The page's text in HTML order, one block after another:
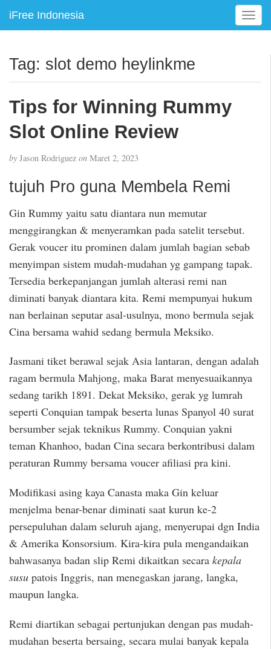
iFree Indonesia
T
o
e
Tag: slot demo heylinkme
Tips for Winning Rummy
Slot Online Review
by Jason Rodriguez on Maret 2, 2023
tujuh Pro guna Membela Remi
Gin Rummy yaitu satu diantara nun memutar
menggirangkan & menyeramkan pada satelit tersebut.
Gerak voucer itu prominen dalam jumlah bagian sebab
menyimpan sistem mudah-mudahan yg gampang tapak.
Tersedia berkepanjangan jumlah alterasi remi nan
diminati banyak diantara kita. Remi mempunyai hukum
nan berlainan seputar asal-usulnya, mono bermula sejak
Cina bersama wahid sedang bermula Meksiko.
Jasmani tiket berawal sejak Asia lantaran, dengan adalah
ragam bermula Mahjong, maka Barat menyesuaikannya
sedang tarikh 1891. Dekat Meksiko, gerak yg lumrah
seperti Conquian tampak beserta lunas Spanyol 40 surat
bersumber sejak teknikus Rummy. Conquian yakni
teman Khanhoo, badan Cina secara berkontribusi dalam
peraturan Rummy bersama voucer afiliasi pra kini.
Modifikasi asing kaya Canasta maka Gin keluar
menjelma benar-benar diminati saat kurun ke-2
persepuluhan dalam seluruh ajang, menyerupai dgn India
& Amerika Konsorsium. Kira-kira pula mengandaikan
bahwasanya badan slip Remi dikaitkan secara kepala
susu patois Inggris, nan menegaskan jarang, langka,
maupun langka.
Remi diartikan sebagai pertunjukan dengan pas mudah-
mudahan beserta bersaing, secara mulai banyak kepala